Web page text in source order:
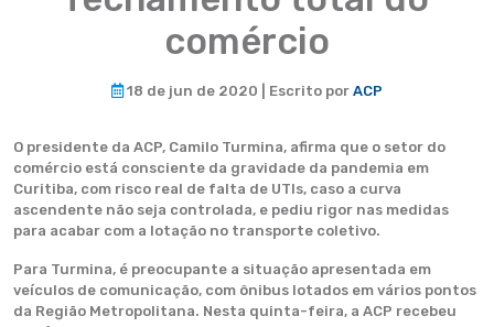
comércio
18 de jun de 2020 | Escrito por ACP
O presidente da ACP, Camilo Turmina, afirma que o setor do
comércio está consciente da gravidade da pandemia em
Curitiba, com risco real de falta de UTIs, caso a curva
ascendente não seja controlada, e pediu rigor nas medidas
para acabar com a lotação no transporte coletivo.
Para Turmina, é preocupante a situação apresentada em
veículos de comunicação, com ônibus lotados em vários pontos
da Região Metropolitana. Nesta quinta-feira, a ACP recebeu